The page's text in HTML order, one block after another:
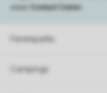
Ferienparks
Campings
unser
Contact Center